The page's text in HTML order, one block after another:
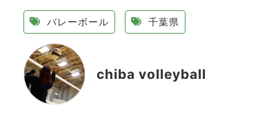
バレーボール 千葉県
chiba volleyball